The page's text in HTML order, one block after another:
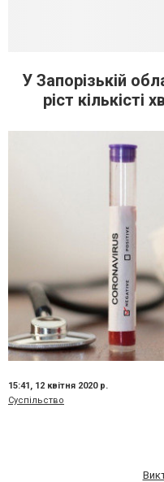
У Запорізькій
ріст кількісті
15:41, 12 квітня 2020 р.
Суспільство